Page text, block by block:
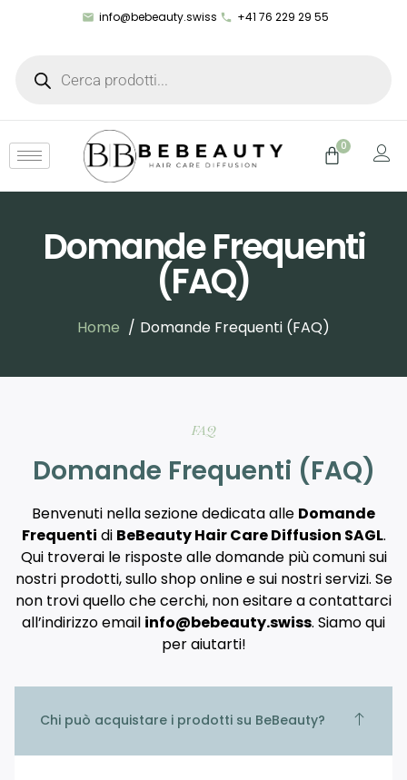
info@bebeauty.swiss +41 76 229 29 55
0
Domande Frequenti
(FAQ)
Home Domande Frequenti (FAQ)
FAQ
Domande Frequenti (FAQ)
Benvenuti nella sezione dedicata alle Domande
Frequenti di BeBeauty Hair Care Diffusion SAGL.
Qui troverai le risposte alle domande più comuni sui
nostri prodotti, sullo shop online e sui nostri servizi. Se
non trovi quello che cerchi, non esitare a contattarci
all’indirizzo email info@bebeauty.swiss. Siamo qui
per aiutarti!
Chi può acquistare i prodotti su BeBeauty?